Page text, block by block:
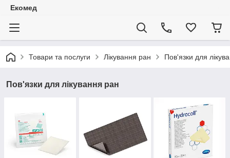
Екомед
Товари та послуги Лікування ран Пов'язки для
Пов'язки для лікування ран